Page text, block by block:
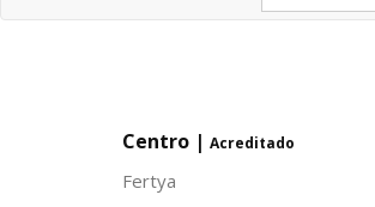
Centro | Acreditado
Fertya